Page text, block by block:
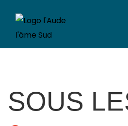
SOUS